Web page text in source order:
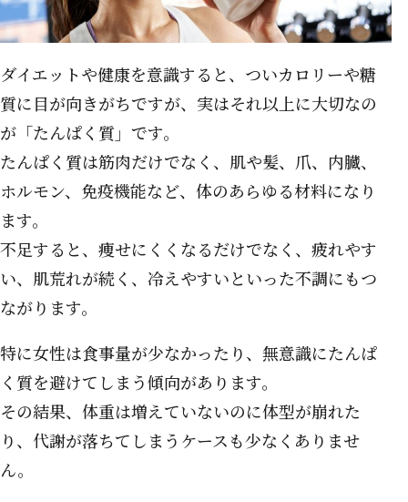
ダイエットや健康を意識すると、ついカロリーや糖
質に目が向きがちですが、実はそれ以上に大切なの
が「たんぱく質」です。
たんぱく質は筋肉だけでなく、肌や髪、爪、内臓、
ホルモン、免疫機能など、体のあらゆる材料になり
ます。
不足すると、痩せにくくなるだけでなく、疲れやす
い、肌荒れが続く、冷えやすいといった不調にもつ
ながります。
特に女性は食事量が少なかったり、無意識にたんぱ
く質を避けてしまう傾向があります。
その結果、体重は増えていないのに体型が崩れた
り、代謝が落ちてしまうケースも少なくありませ
ん。